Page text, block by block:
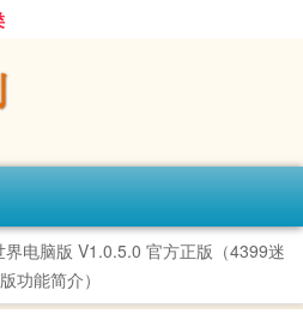
电脑版 V1.0.5.0 官方正版（4399迷
功能简介）